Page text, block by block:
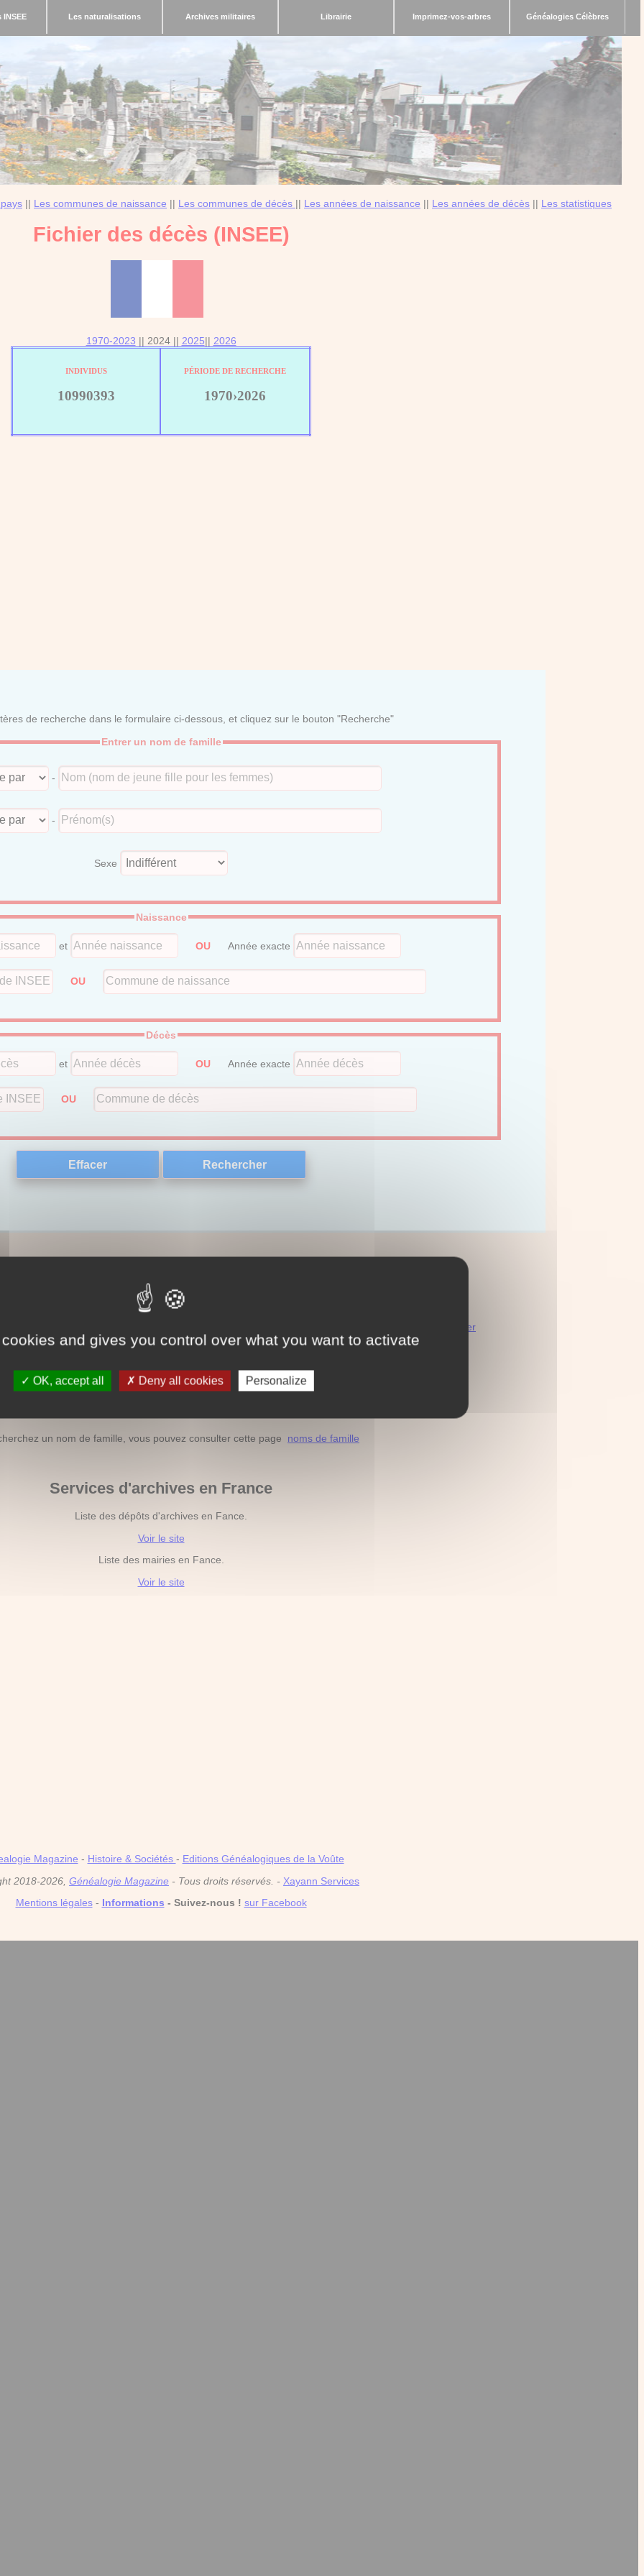
INSEE Les naturalisations Archives militaires Librairie Imprimez-vos-arbres Généalogies Célèbres
|| Les communes de naissance || Les communes de décès || Les années de naissance || Les années de décès || Les statistiques
Fichier des décès (INSEE)
1970-2023 || 2024 || 2025|| 2026
INDIVIDUS
10990393
PÉRIODE DE RECHERCHE
1970›2026
de recherche dans le formulaire ci-dessous, et cliquez sur le bouton "Recherche"
Entrer un nom de famille
-
-
Sexe
Naissance
et OU Année exacte
OU
Décès
et OU Année exacte
OU
Acte de décès hors France
français décédé à l'étranger, vous pouvez consulter cette page décès de français à l'étranger
Liste des décès par nom de famille
le décès par nom de famille, vous pouvez consulter cette page
un nom de famille, vous pouvez consulter cette page noms de famille
Services d'archives en France
Liste des dépôts d'archives en Fance.
Voir le site
Liste des mairies en Fance.
Voir le site
Magazine - Histoire & Sociétés - Editions Généalogiques de la Voûte
2018-2026, Généalogie Magazine - Tous droits réservés. - Xayann Services
Mentions légales- Informations - Suivez-nous ! sur Facebook
and gives you control over what you want to activate
OK, accept all Deny all cookies Personalize